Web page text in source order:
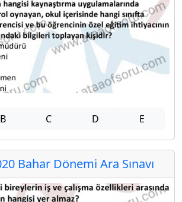
B C D E
Bahar Dönemi Ara Sınavı